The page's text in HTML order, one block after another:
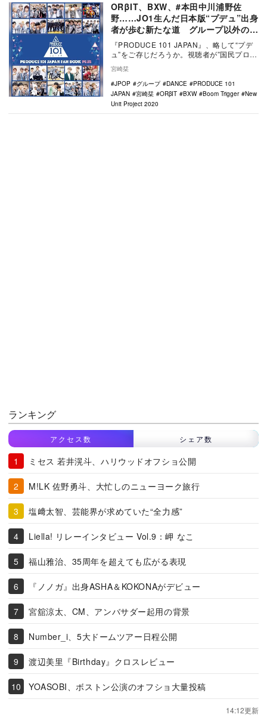
ORβIT、BXW、#本田中川浦野佐
野……JO1生んだ日本版“プデュ”出身
者が歩む新たな道 グループ以外の形
でも活躍
『PRODUCE 101 JAPAN』、略して“プデ
ュ”をご存じだろうか。視聴者が”国民プロデ
ューサー”として、101人の練習生…
宮崎栞
JPOP
グループ DANCE
PRODUCE 101
JAPAN
宮崎栞 ORβIT BXW Boom Trigger
New
Unit Project 2020
ランキング
アクセス数 シェア数
ミセス 若井滉斗、ハリウッドオフショ公開
M!LK 佐野勇斗、大忙しのニューヨーク旅行
塩﨑太智、芸能界が求めていた“全力感”
Liella! リレーインタビュー Vol.9：岬 なこ
福山雅治、35周年を超えても広がる表現
『ノノガ』出身ASHA＆KOKONAがデビュー
宮舘涼太、CM、アンバサダー起用の背景
Number_i、5大ドームツアー日程公開
渡辺美里『Birthday』クロスレビュー
YOASOBI、ボストン公演のオフショ大量投稿
14:12更新